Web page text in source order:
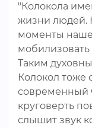
"Колокола
жизни людей.
моменты
Таким
Колокол тоже
современный
круговерть
слышит звук